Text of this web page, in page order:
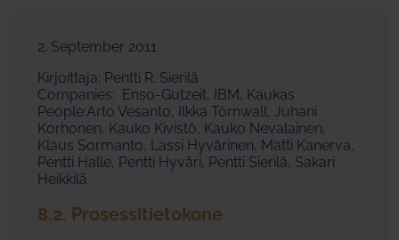
2. September 2011
Kirjoittaja: Pentti R. Sierilä
Companies: Enso-Gutzeit, IBM, Kaukas
People:Arto Vesanto, Ilkka Törnwall, Juhani
Korhonen, Kauko Kivistö, Kauko Nevalainen,
Klaus Sormanto, Lassi Hyvärinen, Matti Kanerva,
Pentti Halle, Pentti Hyväri, Pentti Sierilä, Sakari
Heikkilä
8.2. Prosessitietokone